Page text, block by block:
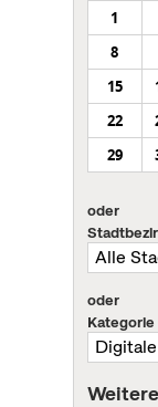
1
8
15
22
29
oder
oder
Kategorie